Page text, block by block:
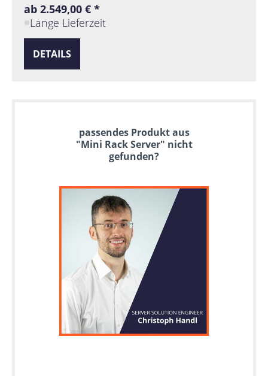
ab 2.549,00 € *
Lange Lieferzeit
DETAILS
passendes Produkt aus
"Mini Rack Server" nicht
gefunden?